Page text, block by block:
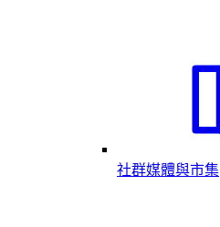
社群媒體與市集